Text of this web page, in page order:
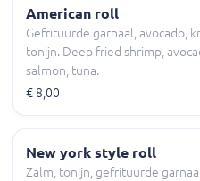
American roll
Gefrituurde garnaal, avocado,
tonijn. Deep fried shrimp,
salmon, tuna.
€ 8,00
New york style roll
Zalm, tonijn, gefrituurde